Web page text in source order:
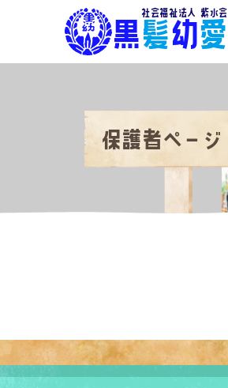
社会福祉法人 紫水会
黒髪幼愛
保護者ページ